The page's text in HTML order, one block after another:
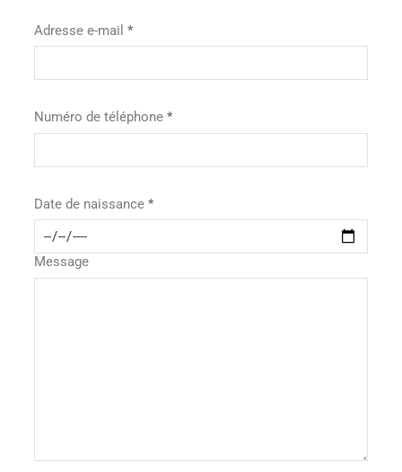
Adresse e-mail
Numéro de téléphone
Date de naissance
Message